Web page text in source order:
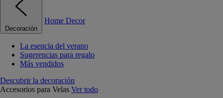
Decoración
Home Decor
La esencia del verano
Sugerencias para regalo
Más vendidos
Descubrir la decoración
Accesorios para Velas Ver todo